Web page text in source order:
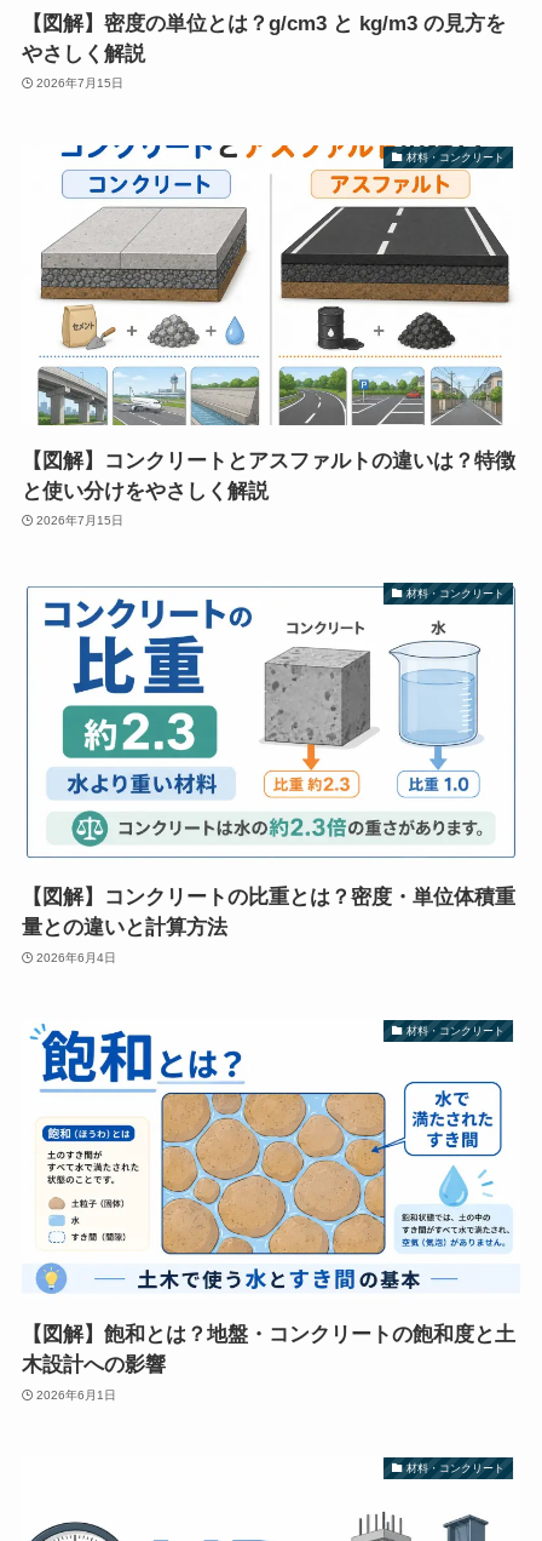
【図解】密度の単位とは？g/cm3 と kg/m3 の見方を
やさしく解説
2026年7月15日
材料・コンクリート
【図解】コンクリートとアスファルトの違いは？特徴
と使い分けをやさしく解説
2026年7月15日
材料・コンクリート
【図解】コンクリートの比重とは？密度・単位体積重
量との違いと計算方法
2026年6月4日
材料・コンクリート
【図解】飽和とは？地盤・コンクリートの飽和度と土
木設計への影響
2026年6月1日
材料・コンクリート